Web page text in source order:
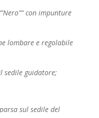
con impunture
lombare e regolabile
sedile guidatore;
sul sedile del